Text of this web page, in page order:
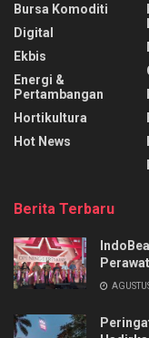
Bursa Komoditi
Digital
Ekbis
Energi &
Pertambangan
Hortikultura
Hot News
Berita Terbaru